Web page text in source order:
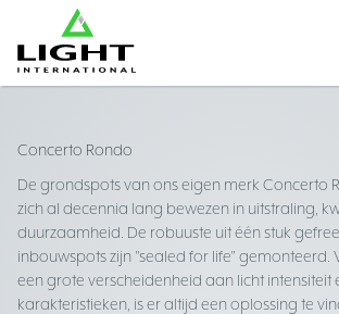
Concerto Rondo
De grondspots van ons eigen merk Concerto
zich al decennia lang bewezen in uitstraling,
duurzaamheid. De robuuste uit één stuk
inbouwspots zijn "sealed for life" gemonteerd.
een grote verscheidenheid aan licht intensiteit
karakteristieken, is er altijd een oplossing te